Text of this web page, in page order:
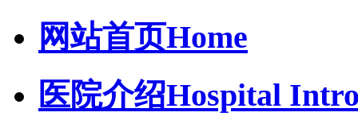
网站首页Home
医院介绍Hospital